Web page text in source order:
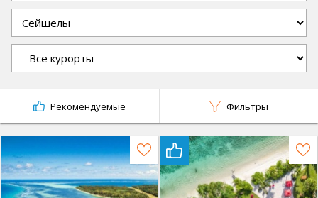
Рекомендуемые Фильтры